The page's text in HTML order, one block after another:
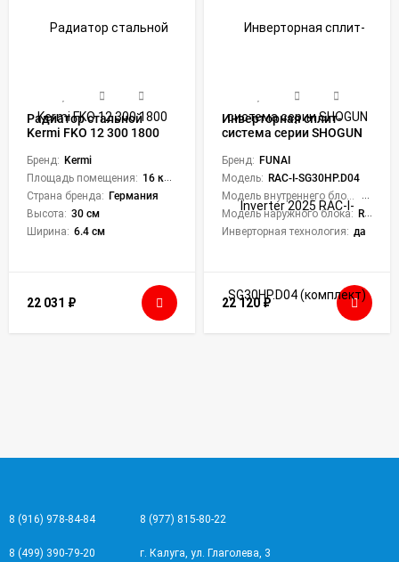
Радиатор стальной
Kermi FKO 12 300 1800
Бренд: Kermi
Площадь помещения: 16 кв. м.
Страна бренда: Германия
Высота: 30 см
Ширина: 6.4 см
22 031 ₽
Инверторная сплит-
система серии SHOGUN
SG30HP.D04 (комплект)
Бренд: FUNAI
Модель: RAC-I-SG30HP.D04
Модель внутреннего блока:
RAC-I-
Модель наружного блока: RAC-I-SG30HP.D04/U
Инверторная технология: да
22 120 ₽
8 (916) 978-84-84 8 (977) 815-80-22
8 (499) 390-79-20
г. Калуга, ул. Глаголева, 3